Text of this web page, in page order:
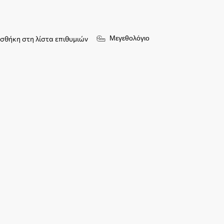
στη λίστα επιθυμιών Μεγεθολόγιο